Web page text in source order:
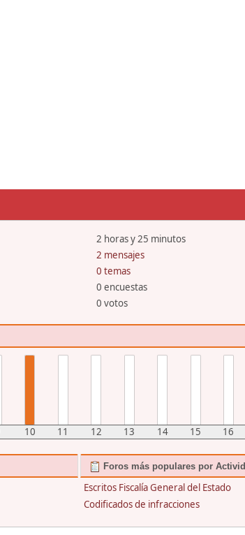
2 horas y 25 minutos
2 mensajes
0 temas
0 encuestas
0 votos
10 11 12 13 14 15 16
Foros más populares por
Escritos Fiscalía General del Estado
Codificados de infracciones